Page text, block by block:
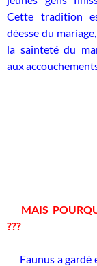
Cette tradition
déesse du
la sainteté du
aux
MAIS
???
Faunus a gardé